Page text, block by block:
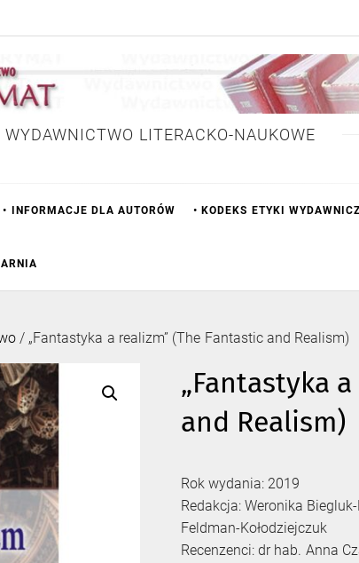
WYDAWNICTWO LITERACKO-NAUKOWE
• INFORMACJE DLA AUTORÓW • KODEKS ETYKI
/ „Fantastyka a realizm” (The Fantastic and Realism)
„Fantastyka
and Realism)
Rok wydania: 2019
Redakcja: Weronika
Feldman-Kołodziejczuk
Recenzenci: dr hab. Anna